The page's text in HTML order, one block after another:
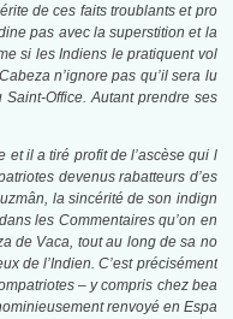
de ces faits troublants et pro
pas avec la superstition et la
si les Indiens le pratiquent vol
n’ignore pas qu’il sera lu
Office. Autant prendre ses
et il a tiré profit de l’ascèse qui l
devenus rabatteurs d’es
la sincérité de son indign
les Commentairesqu’on en
de Vaca, tout au long de sa no
de l’Indien. C’est précisément
– y compris chez bea
renvoyé en Espa